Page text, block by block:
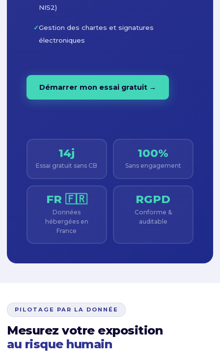
NIS2)
✓Gestion des chartes et signatures
électroniques
Démarrer mon essai gratuit →
14j
Essai gratuit sans CB
100%
Sans engagement
FR 🇫🇷
Données
hébergées en
France
RGPD
Conforme &
auditable
PILOTAGE PAR LA DONNÉE
Mesurez votre exposition
au risque humain